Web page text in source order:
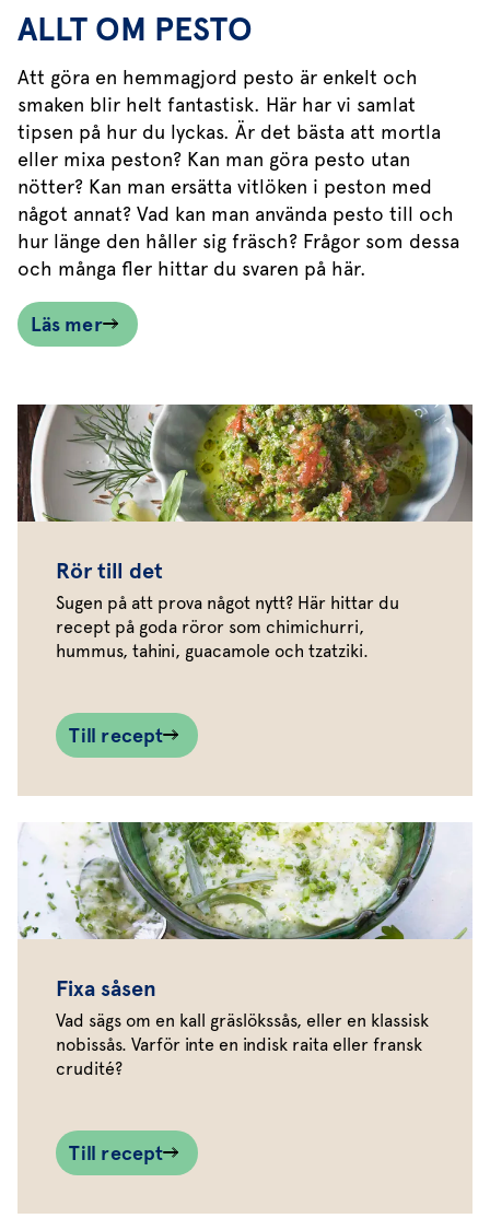
ALLT OM PESTO
Att göra en hemmagjord pesto är enkelt och
smaken blir helt fantastisk. Här har vi samlat
tipsen på hur du lyckas. Är det bästa att mortla
eller mixa peston? Kan man göra pesto utan
nötter? Kan man ersätta vitlöken i peston med
något annat? Vad kan man använda pesto till och
hur länge den håller sig fräsch? Frågor som dessa
och många fler hittar du svaren på här.
Läs mer
Rör till det
Sugen på att prova något nytt? Här hittar du
recept på goda röror som chimichurri,
hummus, tahini, guacamole och tzatziki.
Till recept
Fixa såsen
Vad sägs om en kall gräslökssås, eller en klassisk
nobissås. Varför inte en indisk raita eller fransk
crudité?
Till recept